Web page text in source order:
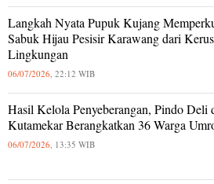
Langkah Nyata Pupuk Kujang
Sabuk Hijau Pesisir Karawang dari
Lingkungan
06/07/2026, 22:12 WIB
Hasil Kelola Penyeberangan, Pindo Deli
Kutamekar Berangkatkan 36 Warga
06/07/2026, 13:35 WIB